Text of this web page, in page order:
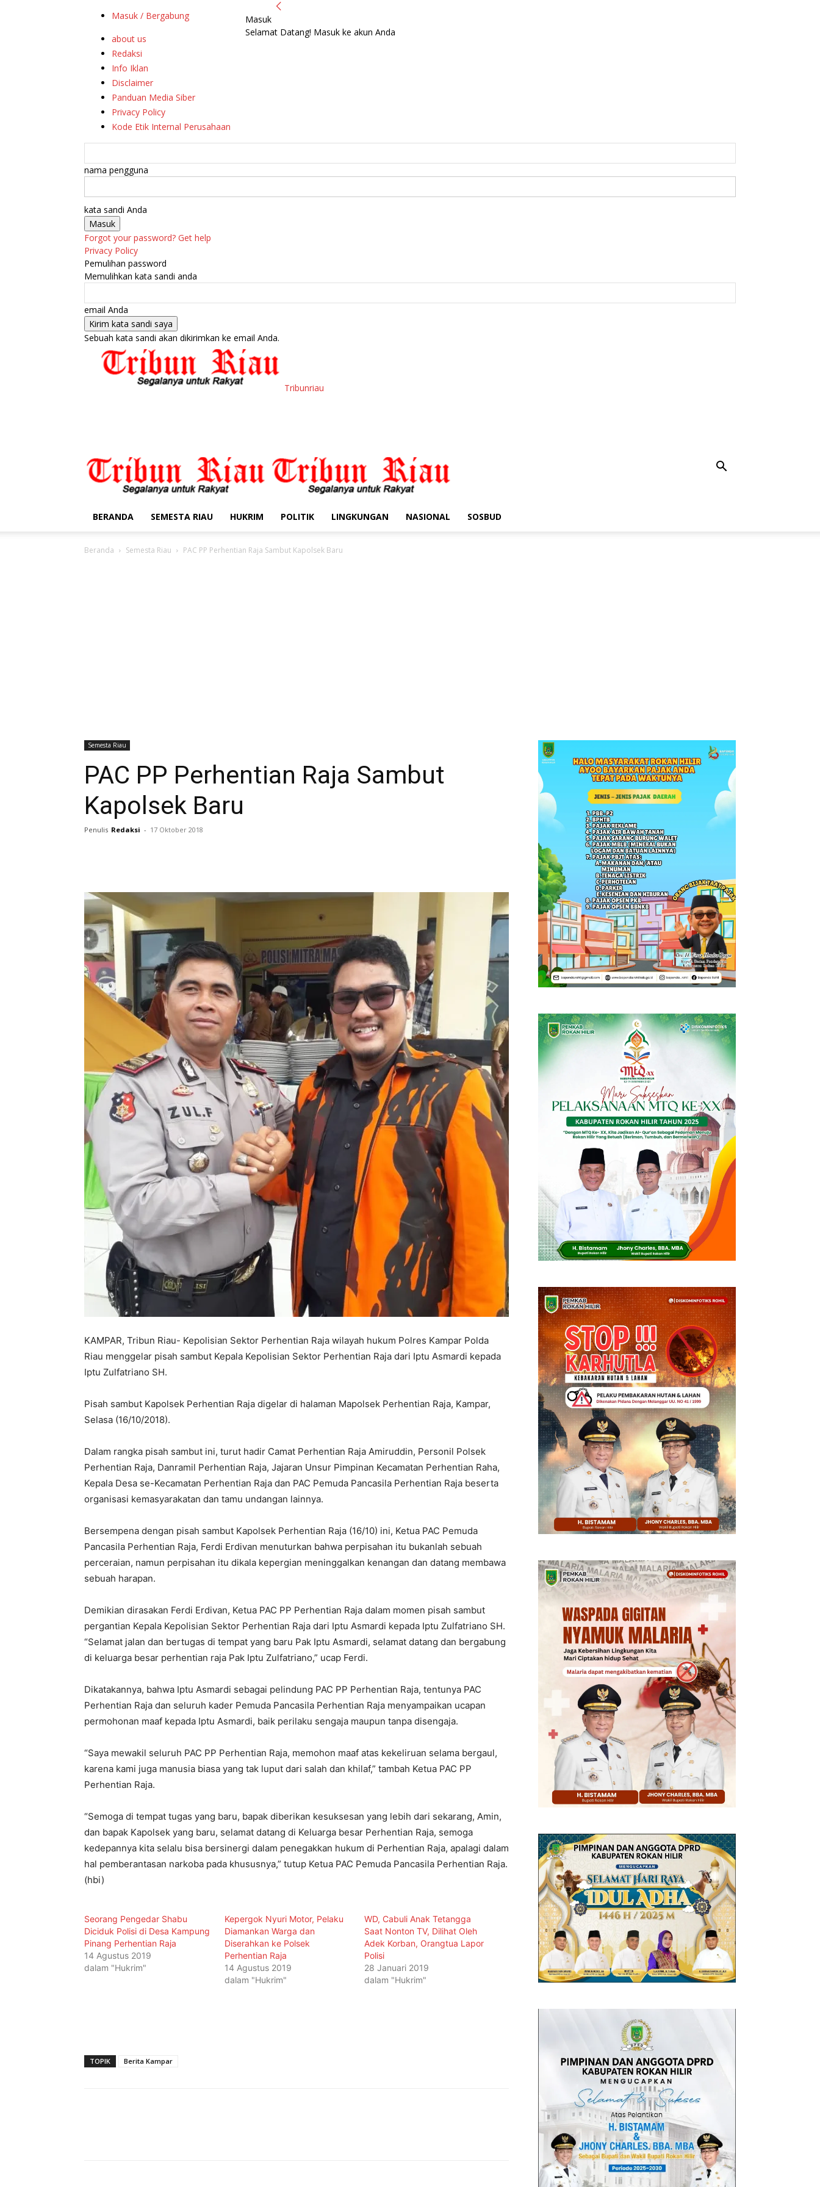
Masuk / Bergabung
about us
Redaksi
Info Iklan
Disclaimer
Panduan Media Siber
Privacy Policy
Kode Etik Internal Perusahaan
Masuk
Selamat Datang! Masuk ke akun Anda
nama pengguna
kata sandi Anda
Forgot your password? Get help
Privacy Policy
Pemulihan password
Memulihkan kata sandi anda
email Anda
Sebuah kata sandi akan dikirimkan ke email Anda.
Tribunriau
BERANDA SEMESTA RIAU HUKRIM POLITIK LINGKUNGAN NASIONAL SOSBUD
Beranda Semesta Riau PAC PP Perhentian Raja Sambut Kapolsek Baru
Semesta Riau
PAC PP Perhentian Raja Sambut
Kapolsek Baru
Penulis Redaksi - 17 Oktober 2018
KAMPAR, Tribun Riau- Kepolisian Sektor Perhentian Raja wilayah hukum Polres Kampar Polda
Riau menggelar pisah sambut Kepala Kepolisian Sektor Perhentian Raja dari Iptu Asmardi kepada
Iptu Zulfatriano SH.
Pisah sambut Kapolsek Perhentian Raja digelar di halaman Mapolsek Perhentian Raja, Kampar,
Selasa (16/10/2018).
Dalam rangka pisah sambut ini, turut hadir Camat Perhentian Raja Amiruddin, Personil Polsek
Perhentian Raja, Danramil Perhentian Raja, Jajaran Unsur Pimpinan Kecamatan Perhentian Raha,
Kepala Desa se-Kecamatan Perhentian Raja dan PAC Pemuda Pancasila Perhentian Raja beserta
organisasi kemasyarakatan dan tamu undangan lainnya.
Bersempena dengan pisah sambut Kapolsek Perhentian Raja (16/10) ini, Ketua PAC Pemuda
Pancasila Perhentian Raja, Ferdi Erdivan menuturkan bahwa perpisahan itu bukanlah sebuah
perceraian, namun perpisahan itu dikala kepergian meninggalkan kenangan dan datang membawa
sebuah harapan.
Demikian dirasakan Ferdi Erdivan, Ketua PAC PP Perhentian Raja dalam momen pisah sambut
pergantian Kepala Kepolisian Sektor Perhentian Raja dari Iptu Asmardi kepada Iptu Zulfatriano SH.
“Selamat jalan dan bertugas di tempat yang baru Pak Iptu Asmardi, selamat datang dan bergabung
di keluarga besar perhentian raja Pak Iptu Zulfatriano,” ucap Ferdi.
Dikatakannya, bahwa Iptu Asmardi sebagai pelindung PAC PP Perhentian Raja, tentunya PAC
Perhentian Raja dan seluruh kader Pemuda Pancasila Perhentian Raja menyampaikan ucapan
permohonan maaf kepada Iptu Asmardi, baik perilaku sengaja maupun tanpa disengaja.
“Saya mewakil seluruh PAC PP Perhentian Raja, memohon maaf atas kekeliruan selama bergaul,
karena kami juga manusia biasa yang tak luput dari salah dan khilaf,” tambah Ketua PAC PP
Perhentian Raja.
“Semoga di tempat tugas yang baru, bapak diberikan kesuksesan yang lebih dari sekarang, Amin,
dan bapak Kapolsek yang baru, selamat datang di Keluarga besar Perhentian Raja, semoga
kedepannya kita selalu bisa bersinergi dalam penegakkan hukum di Perhentian Raja, apalagi dalam
hal pemberantasan narkoba pada khususnya,” tutup Ketua PAC Pemuda Pancasila Perhentian Raja.
(hbi)
Seorang Pengedar Shabu
Diciduk Polisi di Desa Kampung
Pinang Perhentian Raja
14 Agustus 2019
dalam "Hukrim"
Kepergok Nyuri Motor, Pelaku
Diamankan Warga dan
Diserahkan ke Polsek
Perhentian Raja
14 Agustus 2019
dalam "Hukrim"
WD, Cabuli Anak Tetangga
Saat Nonton TV, Dilihat Oleh
Adek Korban, Orangtua Lapor
Polisi
28 Januari 2019
dalam "Hukrim"
TOPIK Berita Kampar